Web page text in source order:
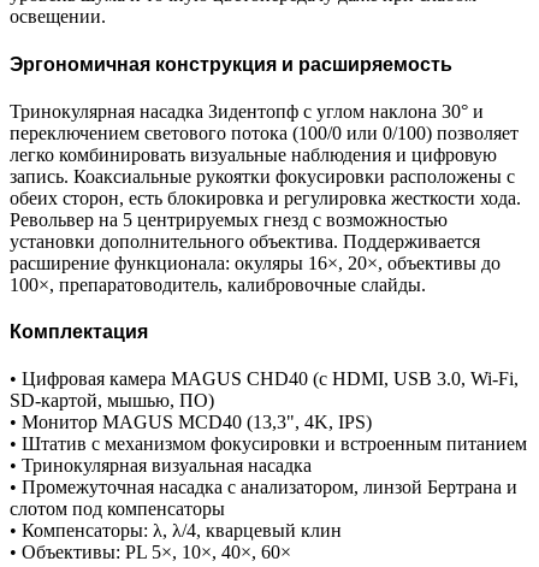
освещении.
Эргономичная конструкция и расширяемость
Тринокулярная насадка Зидентопф с углом наклона 30° и
переключением светового потока (100/0 или 0/100) позволяет
легко комбинировать визуальные наблюдения и цифровую
запись. Коаксиальные рукоятки фокусировки расположены с
обеих сторон, есть блокировка и регулировка жесткости хода.
Револьвер на 5 центрируемых гнезд с возможностью
установки дополнительного объектива. Поддерживается
расширение функционала: окуляры 16×, 20×, объективы до
100×, препаратоводитель, калибровочные слайды.
Комплектация
• Цифровая камера MAGUS CHD40 (с HDMI, USB 3.0, Wi-Fi,
SD-картой, мышью, ПО)
• Монитор MAGUS MCD40 (13,3", 4K, IPS)
• Штатив с механизмом фокусировки и встроенным питанием
• Тринокулярная визуальная насадка
• Промежуточная насадка с анализатором, линзой Бертрана и
слотом под компенсаторы
• Компенсаторы: λ, λ/4, кварцевый клин
• Объективы: PL 5×, 10×, 40×, 60×